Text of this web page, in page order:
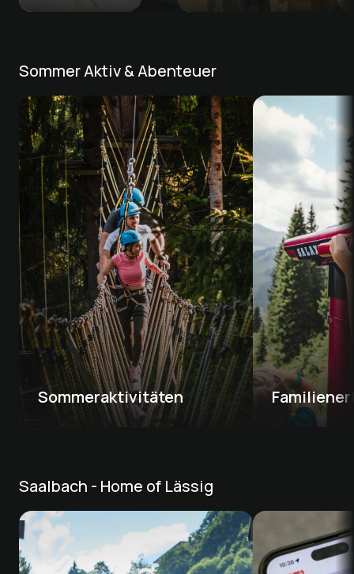
Sommer Aktiv & Abenteuer
Sommeraktivitäten
Saalbach - Home of Lässig